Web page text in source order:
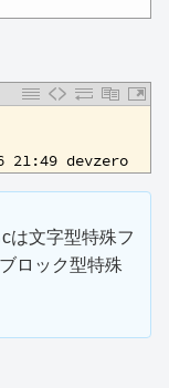
devzero
は文字型特殊フ
ロック型特殊